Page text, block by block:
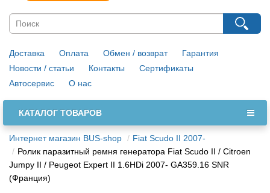
Доставка Оплата Обмен / возврат
Гарантия
Новости / статьи
Контакты
Сертификаты
Автосервис
О нас
КАТАЛОГ ТОВАРОВ
Интернет магазин BUS-shop
Fiat Scudo II 2007-
Ролик паразитный ремня генератора Fiat Scudo II / Citroen
Jumpy II / Peugeot Expert II 1.6HDi 2007- GA359.16 SNR
(Франция)